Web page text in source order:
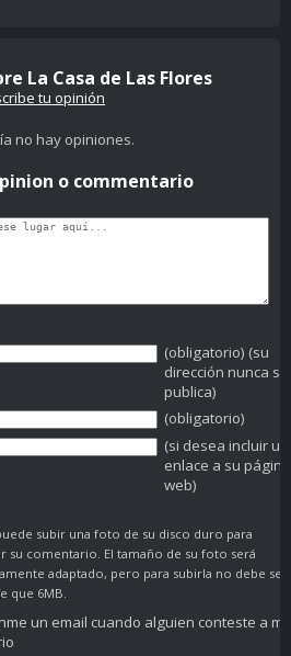
La Casa de Las Flores
tu opinión
no hay opiniones.
o commentario
(obligatorio) (su
dirección nunca se
publica)
(obligatorio)
(si desea incluir un
enlace a su página
web)
subir una foto de su disco duro para
su comentario. El tamaño de su foto será
adaptado, pero para subirla no debe ser
que 6MB.
un email cuando alguien conteste a mi